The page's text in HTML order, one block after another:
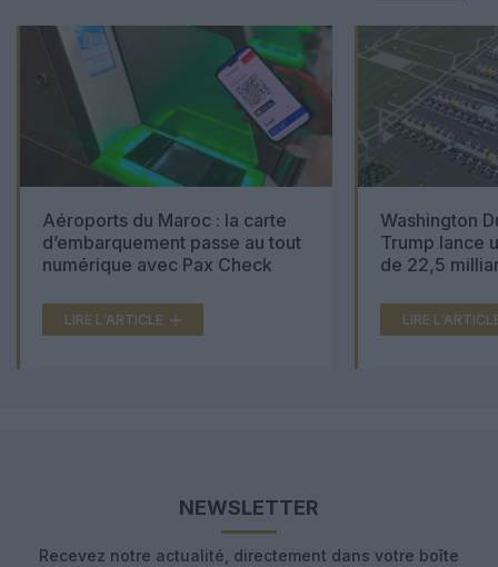
Aéroports du Maroc : la carte
d’embarquement passe au tout
numérique avec Pax Check
LIRE L'ARTICLE
Washington
Trump lance
de 22,5
LIRE
NEWSLETTER
Recevez notre actualité, directement dans votre boîte